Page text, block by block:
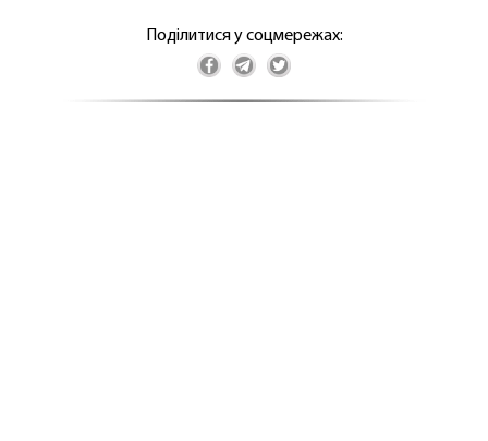
Поділитися у соцмережах: